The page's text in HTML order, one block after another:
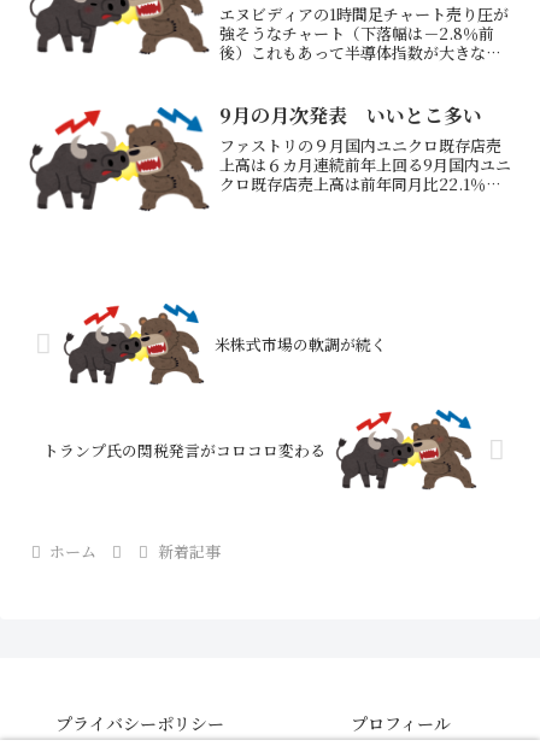
エヌビディアの1時間足チャート売り圧が
強そうなチャート（下落幅は－2.8％前
後）これもあって半導体指数が大きな下
ありトレードアイランド12月収益額SBI
証券資産評価額昨...
9月の月次発表 いいとこ多い
ファストリの９月国内ユニクロ既存店売
上高は６カ月連続前年上回る9月国内ユニ
クロ既存店売上高は前年同月比22.1％増
米株式市場の軟調が続く
トランプ氏の関税発言がコロコロ変わる
ホーム 新着記事
プライバシーポリシー プロフィール